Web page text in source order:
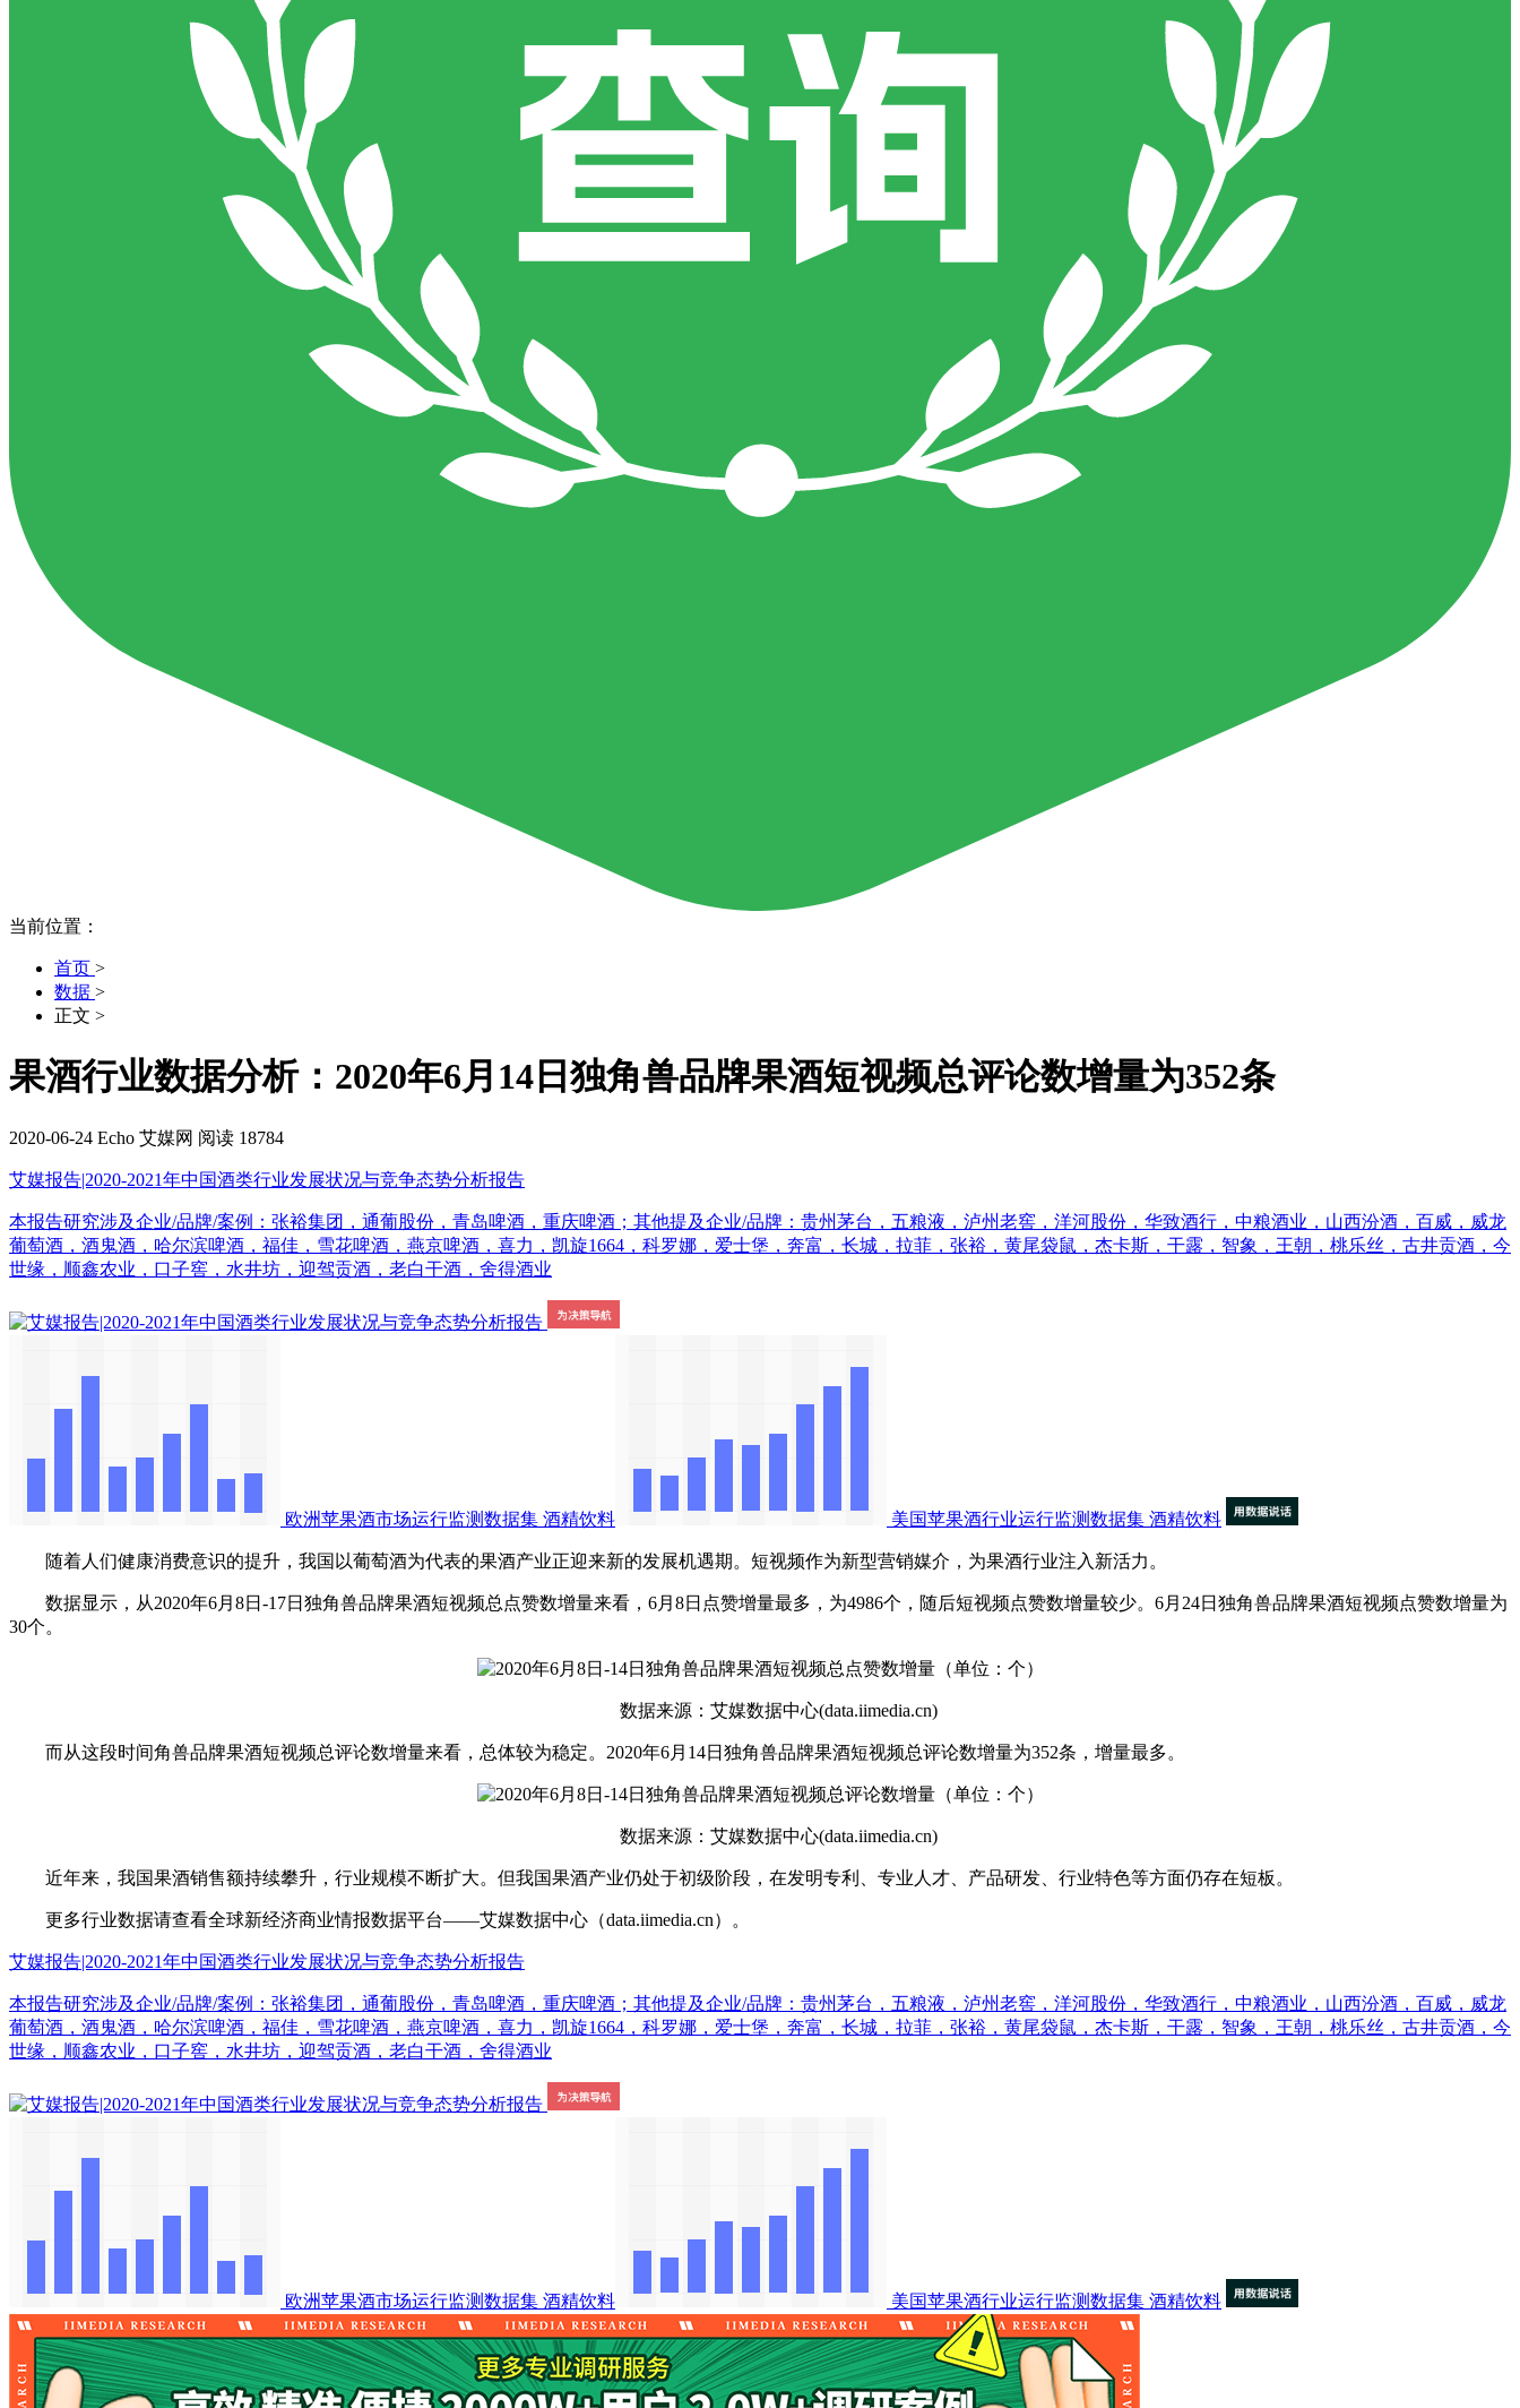
当前位置：
首页 >
数据 >
正文 >
果酒行业数据分析：2020年6月14日独角兽品牌果酒短视频总评论数增量为352条
2020-06-24 Echo 艾媒网 阅读 18784
艾媒报告|2020-2021年中国酒类行业发展状况与竞争态势分析报告
本报告研究涉及企业/品牌/案例：张裕集团，通葡股份，青岛啤酒，重庆啤酒；其他提及企业/品牌：贵州茅台，五粮液，泸州老窖，洋河股份，华致酒行，中粮酒业，山西汾酒，百威，威龙
葡萄酒，酒鬼酒，哈尔滨啤酒，福佳，雪花啤酒，燕京啤酒，喜力，凯旋1664，科罗娜，爱士堡，奔富，长城，拉菲，张裕，黄尾袋鼠，杰卡斯，干露，智象，王朝，桃乐丝，古井贡酒，今
世缘，顺鑫农业，口子窖，水井坊，迎驾贡酒，老白干酒，舍得酒业
欧洲苹果酒市场运行监测数据集 酒精饮料 美国苹果酒行业运行监测数据集 酒精饮料
随着人们健康消费意识的提升，我国以葡萄酒为代表的果酒产业正迎来新的发展机遇期。短视频作为新型营销媒介，为果酒行业注入新活力。
数据显示，从2020年6月8日-17日独角兽品牌果酒短视频总点赞数增量来看，6月8日点赞增量最多，为4986个，随后短视频点赞数增量较少。6月24日独角兽品牌果酒短视频点赞数增量为
30个。
数据来源：艾媒数据中心(data.iimedia.cn)
而从这段时间角兽品牌果酒短视频总评论数增量来看，总体较为稳定。2020年6月14日独角兽品牌果酒短视频总评论数增量为352条，增量最多。
数据来源：艾媒数据中心(data.iimedia.cn)
近年来，我国果酒销售额持续攀升，行业规模不断扩大。但我国果酒产业仍处于初级阶段，在发明专利、专业人才、产品研发、行业特色等方面仍存在短板。
更多行业数据请查看全球新经济商业情报数据平台——艾媒数据中心（data.iimedia.cn）。
艾媒报告|2020-2021年中国酒类行业发展状况与竞争态势分析报告
本报告研究涉及企业/品牌/案例：张裕集团，通葡股份，青岛啤酒，重庆啤酒；其他提及企业/品牌：贵州茅台，五粮液，泸州老窖，洋河股份，华致酒行，中粮酒业，山西汾酒，百威，威龙
葡萄酒，酒鬼酒，哈尔滨啤酒，福佳，雪花啤酒，燕京啤酒，喜力，凯旋1664，科罗娜，爱士堡，奔富，长城，拉菲，张裕，黄尾袋鼠，杰卡斯，干露，智象，王朝，桃乐丝，古井贡酒，今
世缘，顺鑫农业，口子窖，水井坊，迎驾贡酒，老白干酒，舍得酒业
欧洲苹果酒市场运行监测数据集 酒精饮料 美国苹果酒行业运行监测数据集 酒精饮料